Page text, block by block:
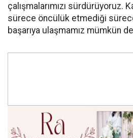
çalışmalarımızı sürdürüyoruz.
sürece öncülük etmediği
başarıya ulaşmamız mümkün